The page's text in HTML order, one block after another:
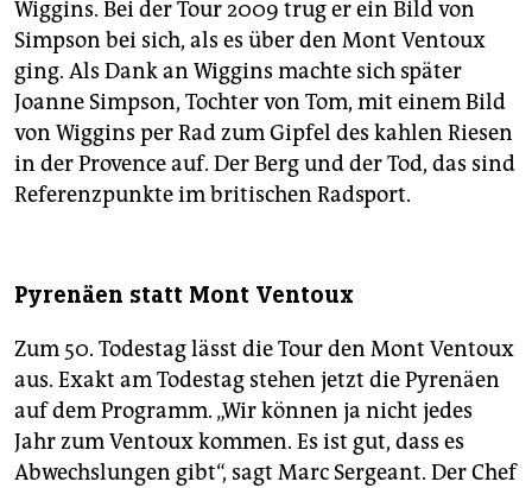
Wiggins. Bei der Tour 2009 trug er ein Bild von
Simpson bei sich, als es über den Mont Ventoux
ging. Als Dank an Wiggins machte sich später
Joanne Simpson, Tochter von Tom, mit einem Bild
von Wiggins per Rad zum Gipfel des kahlen Riesen
in der Provence auf. Der Berg und der Tod, das sind
Referenzpunkte im britischen Radsport.
Pyrenäen statt Mont Ventoux
Zum 50. Todestag lässt die Tour den Mont Ventoux
aus. Exakt am Todestag stehen jetzt die Pyrenäen
auf dem Programm. „Wir können ja nicht jedes
Jahr zum Ventoux kommen. Es ist gut, dass es
Abwechslungen gibt“, sagt Marc Sergeant. Der Chef